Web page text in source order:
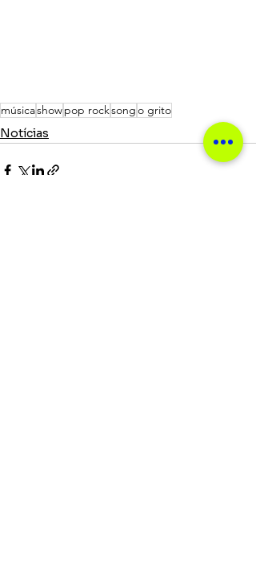
músicashowpop rocksongo grito
Notícias